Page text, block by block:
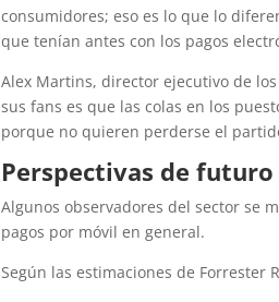
consumidores; eso es lo que lo
que tenían antes con los pagos
Alex Martins, director ejecutivo de
sus fans es que las colas en los
porque no quieren perderse el
Perspectivas de futuro
Algunos observadores del sector se
pagos por móvil en general.
Según las estimaciones de Forrester